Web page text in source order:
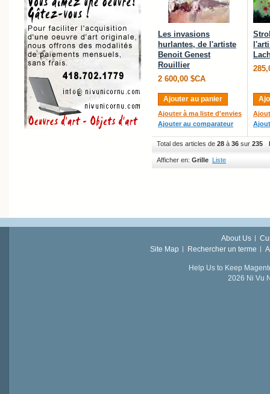
Les invasions
hurlantes, de l'artiste
Benoit Genest
Rouillier
2 600,00 $CA
Ajouter au panier
Ajouter à ma liste d'envies
Ajouter au comparateur
Total des articles de 28 à 36 sur 235
Afficher en: Grille Liste
About Us
Site Map
Rechercher un terme
Help Us to Keep
2026 Ni Vu